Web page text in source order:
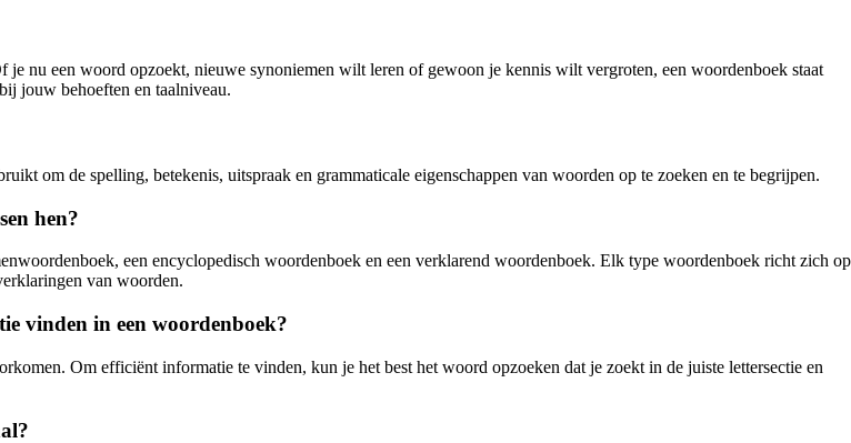
nu een woord opzoekt, nieuwe synoniemen wilt leren of gewoon je kennis wilt vergroten, een woordenboek staat
jouw behoeften en taalniveau.
om de spelling, betekenis, uitspraak en grammaticale eigenschappen van woorden op te zoeken en te begrijpen.
hen?
een encyclopedisch woordenboek en een verklarend woordenboek. Elk type woordenboek richt zich op
van woorden.
vinden in een woordenboek?
Om efficiënt informatie te vinden, kun je het best het woord opzoeken dat je zoekt in de juiste lettersectie en